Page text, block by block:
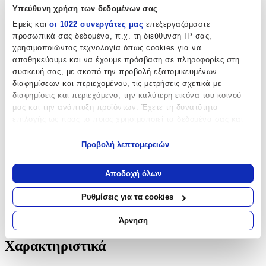
Υπεύθυνη χρήση των δεδομένων σας
Εμείς και οι 1022 συνεργάτες μας επεξεργαζόμαστε
προσωπικά σας δεδομένα, π.χ. τη διεύθυνση IP σας,
χρησιμοποιώντας τεχνολογία όπως cookies για να
αποθηκεύουμε και να έχουμε πρόσβαση σε πληροφορίες στη
συσκευή σας, με σκοπό την προβολή εξατομικευμένων
διαφημίσεων και περιεχομένου, τις μετρήσεις σχετικά με
διαφημίσεις και περιεχόμενο, την καλύτερη εικόνα του κοινού
μας και την ανάπτυξη προϊόντων. Έχετε τη δυνατότητα
Να συλλέξουμε πληροφορίες σχετικά με τη γεωγραφική
σας τοποθεσία, οι οποίες μπορεί να είναι ακριβείς σε
απόσταση μερικών μέτρων
Να αναγνωρίσουμε τη συσκευή σας σαρώνοντας ενεργά
για συγκεκριμένα χαρακτηριστικά (δακτυλικό αποτύπωμα)
Μάθετε περισσότερα σχετικά με τον τρόπο επεξεργασίας των
προσωπικών σας δεδομένων και καθορίστε τις προτιμήσεις σας
στηνενότητα “Λεπτομέρειες”
Προβολή λεπτομερειών
Αποδοχή όλων
Ρυθμίσεις για τα cookies
Άρνηση
Κατασκευαστής:
Vadigran
Είδος:
Λούτρινο
Μασητικό:
Ναι
Χαρακτηριστικά
Χαρακτηριστικά